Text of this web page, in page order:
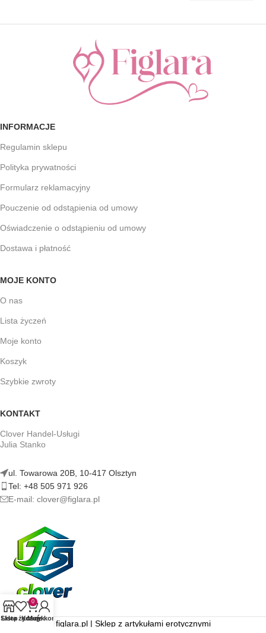
INFORMACJE
Regulamin sklepu
Polityka prywatności
Formularz reklamacyjny
Pouczenie od odstąpienia od umowy
Oświadczenie o odstąpieniu od umowy
Dostawa i płatność
MOJE KONTO
O nas
Lista życzeń
Moje konto
Koszyk
Szybkie zwroty
KONTAKT
Clover Handel-Usługi
Julia Stanko
ul. Towarowa 20B, 10-417 Olsztyn
Tel: +48 505 971 926
E-mail: clover@figlara.pl
figlara.pl | Sklep z artykułami erotycznymi
Sklep
Lista życzeń
0
Koszyk
Moje konto